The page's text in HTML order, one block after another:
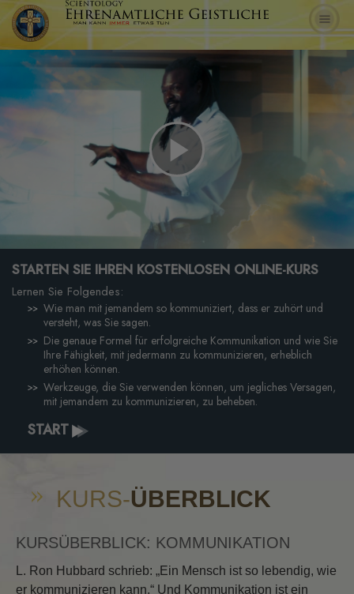
Play
Video
STARTEN SIE IHREN KOSTENLOSEN ONLINE-KURS
Lernen Sie Folgendes:
Wie man mit jemandem so kommuniziert, dass er zuhört und
versteht, was Sie sagen.
Die genaue Formel für erfolgreiche Kommunikation und wie Sie
Ihre Fähigkeit, mit jedermann zu kommunizieren, erheblich
erhöhen können.
Werkzeuge, die Sie verwenden können, um jegliches Versagen,
mit jemandem zu kommunizieren, zu beheben.
START
KURS-ÜBERBLICK
KURSÜBERBLICK: KOMMUNIKATION
L. Ron Hubbard schrieb: „Ein Mensch ist so lebendig, wie
er kommunizieren kann.“ Und Kommunikation ist ein